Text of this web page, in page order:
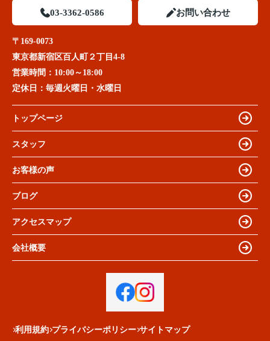
03-3362-0586 お問い合わせ
〒169-0073
東京都新宿区百人町２丁目4-8
営業時間： 10:00～18:00
定休日： 毎週火曜日・水曜日
トップページ
スタッフ
お客様の声
ブログ
アクセスマップ
会社概要
利用規約 プライバシーポリシー サイトマップ